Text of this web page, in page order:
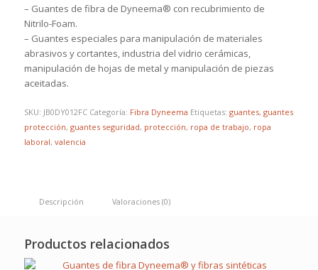
– Guantes de fibra de Dyneema® con recubrimiento de
Nitrilo-Foam.
– Guantes especiales para manipulación de materiales
abrasivos y cortantes, industria del vidrio cerámicas,
manipulación de hojas de metal y manipulación de piezas
aceitadas.
SKU: JB0DY012FC Categoría: Fibra Dyneema Etiquetas: guantes, guantes
protección, guantes seguridad, protección, ropa de trabajo, ropa
laboral, valencia
Descripción Valoraciones (0)
Productos relacionados